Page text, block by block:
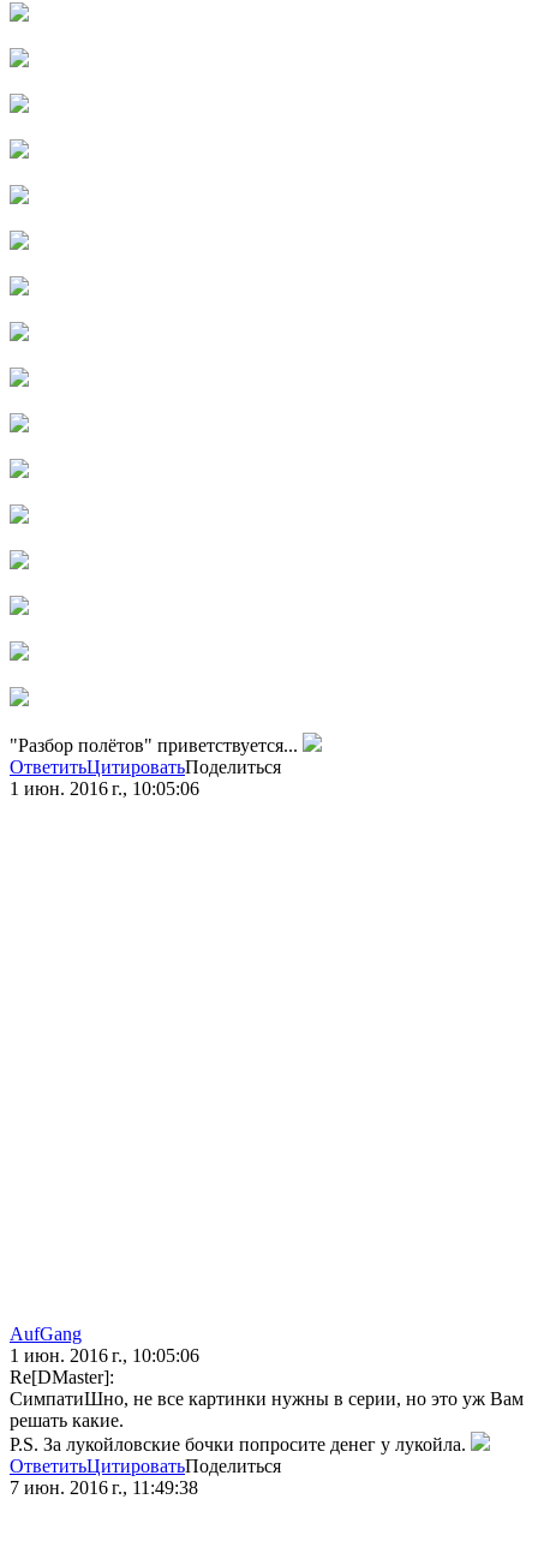
"Разбор полётов" приветствуется...
ОтветитьЦитироватьПоделиться
1 июн. 2016 г., 10:05:06
AufGang
1 июн. 2016 г., 10:05:06
Re[DMaster]:
СимпатиШно, не все картинки нужны в серии, но это уж Вам
решать какие.
P.S. За лукойловские бочки попросите денег у лукойла.
ОтветитьЦитироватьПоделиться
7 июн. 2016 г., 11:49:38